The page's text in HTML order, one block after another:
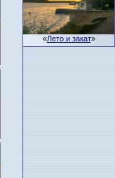
«Лето и закат»